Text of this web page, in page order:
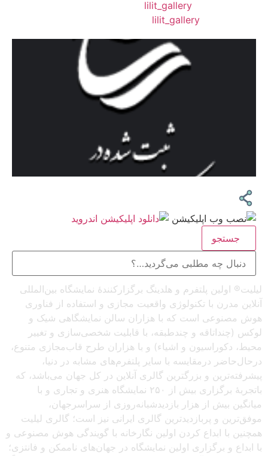
lilit_gallery
lilit_gallery
جستجو
لیلیت® اولین پلتفرم و هلدینگ برگزارکنندهٔ نمایشگاه بین‌المللی
آنلاین مدرن با تکنولوژی واقعیت مجازی و استفاده از فناوری
هوش مصنوعی است که با هزاران سالن نمایشگاهی شیک و
لوکس (چنداتاقه و چندطبقه، با قابلیت شخصی‌سازی و تغییر
محیط، دکوراسیون و اشیاء) و با هزاران طرح قاب‌مجازی متنوع،
درحال‌حاضر درمقایسه با سایر پلتفرم‌های مشابه در دنیا،
پیشرفته‌ترین و بزرگترین گالری آنلاین در کل جهان می‌باشد، که
باتجربهٔ برگزاری بیش از ۲۵۰ نمایشگاه هنری و تجاری و با
میانگین بیش از هزار بازدیدشبانه‌روزی از سراسرجهان،
موفق‌ترین و پربازدیدترین گالری ایرانی نیز است؛ گالری لیلیت
همچنین با ابداع کردن اولین نگارخانه با گویندگی هوش مصنوعی و
با ابداع و برگزاری اولین نمایشگاه در جهان‌های ناممکن و فانتزی؛